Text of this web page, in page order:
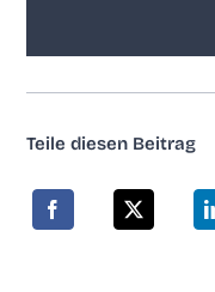
Tei­le die­sen Beitrag